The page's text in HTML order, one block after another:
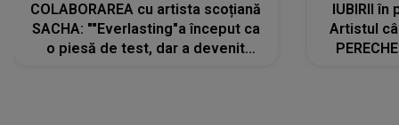
COLABORAREA cu artista scoțiană
SACHA: ""Everlasting"a început ca
o piesă de test, dar a devenit
IUBIRII în
Artistul